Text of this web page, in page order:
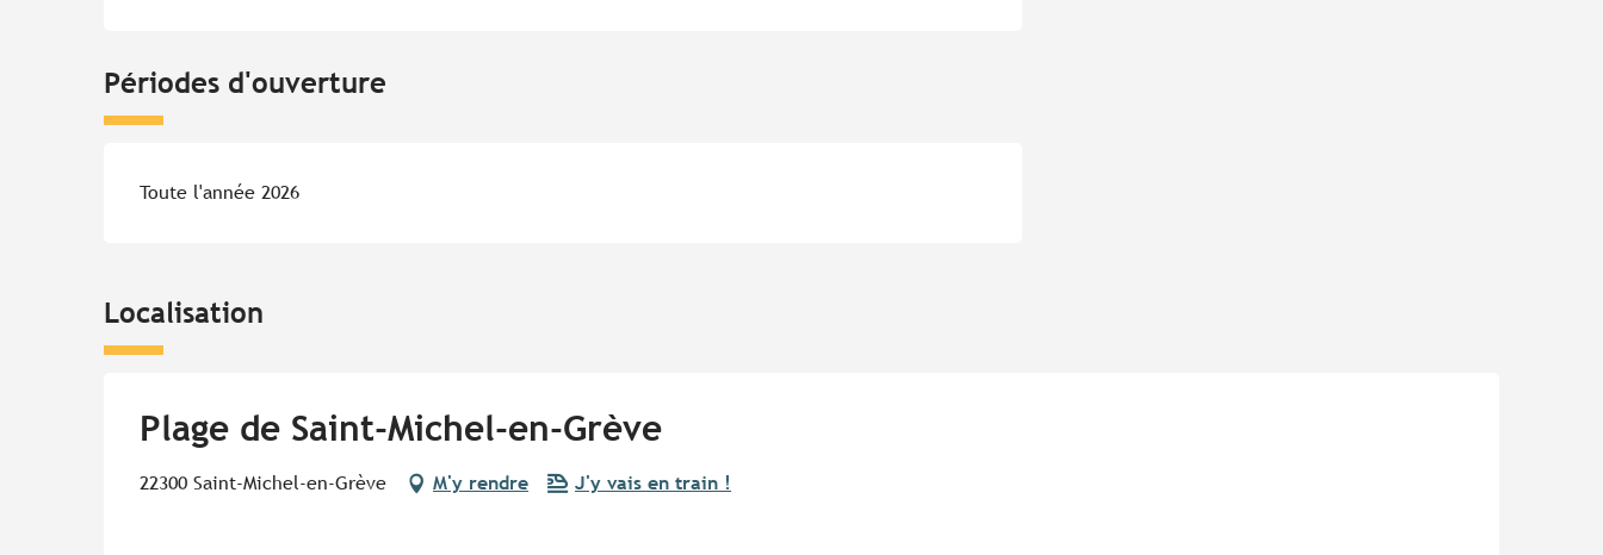
Périodes d'ouverture
Toute l'année 2026
Localisation
Plage de Saint-Michel-en-Grève
22300 Saint-Michel-en-Grève M'y rendre J'y vais en train !